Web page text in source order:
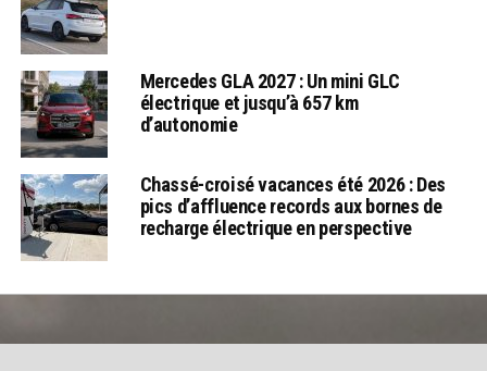
Mercedes GLA 2027 : Un mini GLC
électrique et jusqu’à 657 km
d’autonomie
Chassé-croisé vacances été 2026 : Des
pics d’affluence records aux bornes de
recharge électrique en perspective